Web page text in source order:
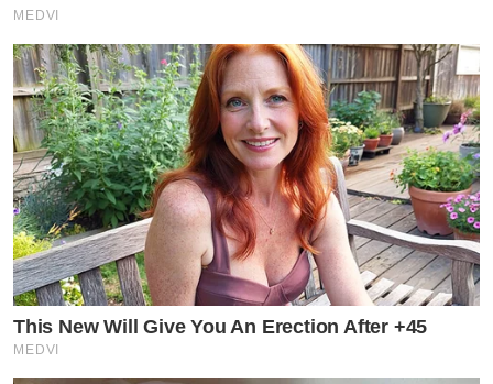
MEDVI
This New Will Give You An Erection After +45
MEDVI